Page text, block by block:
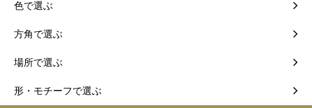
色で選ぶ
方角で選ぶ
場所で選ぶ
形・モチーフで選ぶ